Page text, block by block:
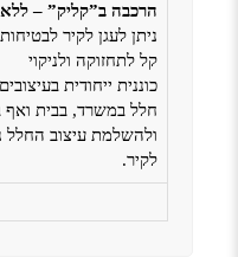
הרכבה ב”קליק” –
ניתן לעגן לקיר לבטיחות
קל לתחזוקה ולניקוי
כוננית ייחודית
חלל במשרד, בבית
ולהשלמת עיצוב החלל
לקיר.